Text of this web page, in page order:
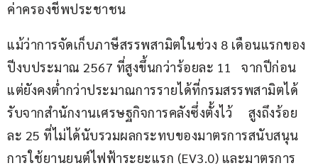
ค่าครองชีพประชาชน
แม้ว่าการจัดเก็บภาษีสรรพสามิตในช่วง 8 เดือนแรกของ
ปีงบประมาณ 2567 ที่สูงขึ้นกว่าร้อยละ 11   จากปีก่อน
แต่ยังคงต่ำกว่าประมาณการรายได้ที่กรมสรรพสามิตได้
รับจากสำนักงานเศรษฐกิจการคลังซึ่งตั้งไว้     สูงถึงร้อย
ละ 25 ที่ไม่ได้นับรวมผลกระทบของมาตรการสนับสนุน
การใช้ยานยนต์ไฟฟ้าระยะแรก (EV3.0) และมาตรการ